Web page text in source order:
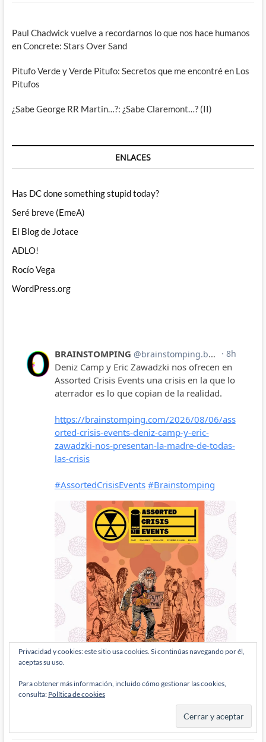
Paul Chadwick vuelve a recordarnos lo que nos hace humanos
en Concrete: Stars Over Sand
Pitufo Verde y Verde Pitufo: Secretos que me encontré en Los
Pitufos
¿Sabe George RR Martin…?: ¿Sabe Claremont…? (II)
ENLACES
Has DC done something stupid today?
Seré breve (EmeA)
El Blog de Jotace
ADLO!
Rocío Vega
WordPress.org
Privacidad y cookies: este sitio usa cookies. Si continúas navegando por él,
aceptas su uso.
Para obtener más información, incluido cómo gestionar las cookies,
consulta: Política de cookies